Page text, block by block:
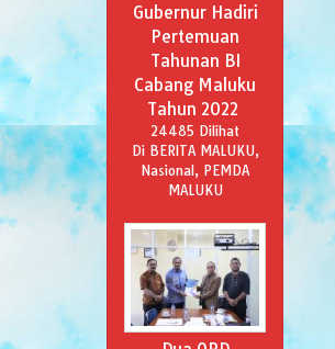
Gubernur Hadiri
Pertemuan
Tahunan BI
Cabang Maluku
Tahun 2022
24485 Dilihat
Di BERITA MALUKU,
Nasional, PEMDA
MALUKU